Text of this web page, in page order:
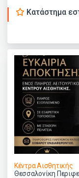
Κατάστημα
Κέντρα Αισθητικής
Θεσσαλονίκη